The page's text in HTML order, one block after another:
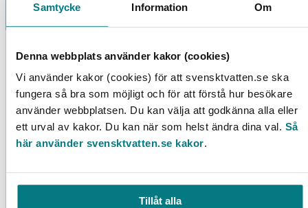
Samtycke Information Om
Denna webbplats använder kakor (cookies)
Vi använder kakor (cookies) för att svensktvatten.se ska
fungera så bra som möjligt och för att förstå hur besökare
använder webbplatsen. Du kan välja att godkänna alla eller
ett urval av kakor. Du kan när som helst ändra dina val. Så
här använder svensktvatten.se kakor.
Tillåt alla
FLER PRODUKTER